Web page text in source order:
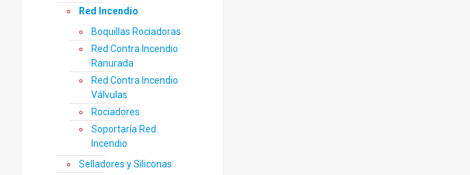
Red Incendio
Boquillas Rociadoras
Red Contra Incendio
Ranurada
Red Contra Incendio
Válvulas
Rociadores
Soportaría Red
Incendio
Selladores y Siliconas